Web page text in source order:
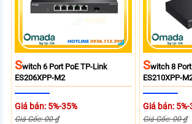
mạng hiện đại.
thống mạng
SWitch 6 Port PoE TP-Link
ES206XPP-M2
Giá bán: 5%-35%
Giá Gốc: 00 ₫
SWitch 8
ES210XPP-
Giá bán: 5%-
Giá Gốc: 00 ₫